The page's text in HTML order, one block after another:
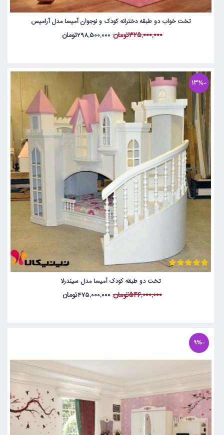
تخت خواب دو طبقه دخترانه کودک و نوجوان آمیسا مدل آرامیس
325,000,000تومان 298,500,000تومان
-13%
تخت دو طبقه کودک آمیسا مدل سیندرلا
546,000,000تومان 475,000,000تومان
-9%